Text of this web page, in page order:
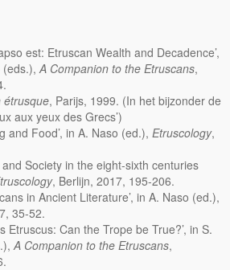
est: Etruscan Wealth and Decadence’,
A Companion to the Etruscans,
étrusque, Parijs, 1999. (In het bijzonder de
aux yeux des Grecs’)
and Food’, in A. Naso (ed.), Etruscology,
and Society in the eight-sixth centuries
, Berlijn, 2017, 195-206.
in Ancient Literature’, in A. Naso (ed.),
35-52.
Etruscus: Can the Trope be True?’, in S.
A Companion to the Etruscans,